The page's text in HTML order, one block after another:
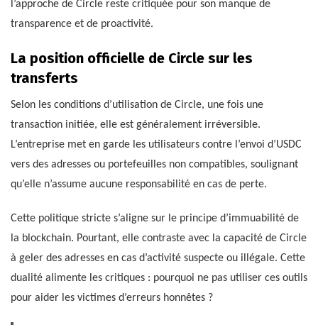
l’approche de Circle reste critiquée pour son manque de
transparence et de proactivité.
La position officielle de Circle sur les
transferts
Selon les conditions d’utilisation de Circle, une fois une
transaction initiée, elle est généralement irréversible.
L’entreprise met en garde les utilisateurs contre l’envoi d’USDC
vers des adresses ou portefeuilles non compatibles, soulignant
qu’elle n’assume aucune responsabilité en cas de perte.
Cette politique stricte s’aligne sur le principe d’immuabilité de
la blockchain. Pourtant, elle contraste avec la capacité de Circle
à geler des adresses en cas d’activité suspecte ou illégale. Cette
dualité alimente les critiques : pourquoi ne pas utiliser ces outils
pour aider les victimes d’erreurs honnêtes ?